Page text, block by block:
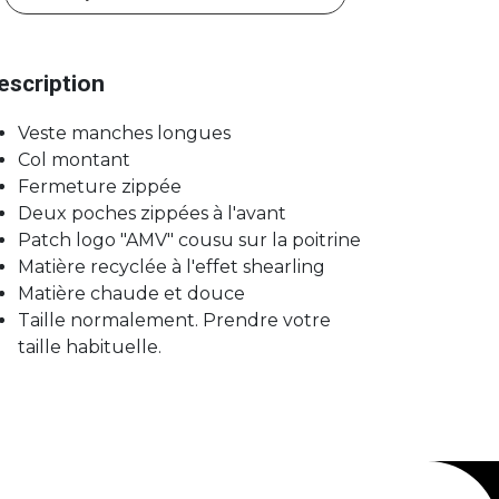
Veste manches longues
Col montant
Fermeture zippée
Deux poches zippées à l'avant
Patch logo "AMV" cousu sur la poitrine
Matière recyclée à l'effet shearling
Matière chaude et douce
Taille normalement. Prendre votre
taille habituelle.